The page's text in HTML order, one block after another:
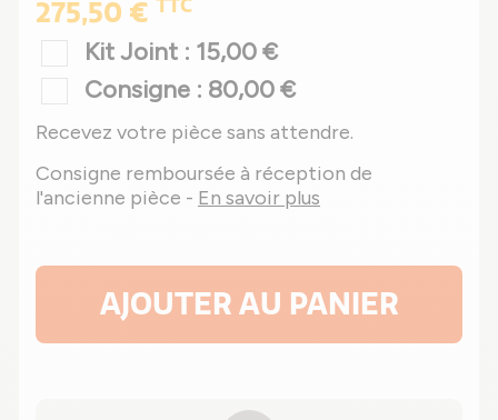
275,50 € TTC
Kit Joint : 15,00 €
Consigne : 80,00 €
Recevez votre pièce sans attendre.
Consigne remboursée à réception de
l'ancienne pièce - En savoir plus
AJOUTER AU PANIER